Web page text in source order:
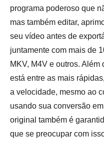
programa poderoso que
mas também editar,
seu vídeo antes de
juntamente com mais de
MKV, M4V e outros.
está entre as mais
a velocidade, mesmo ao
usando sua conversão
original também é
que se preocupar com